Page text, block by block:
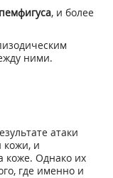
, и более
ними.
атаки
кожи, и
коже. Однако их
где именно и